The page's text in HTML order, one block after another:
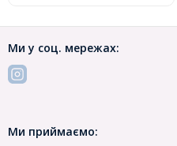
Ми у соц. мережах:
Ми приймаємо: